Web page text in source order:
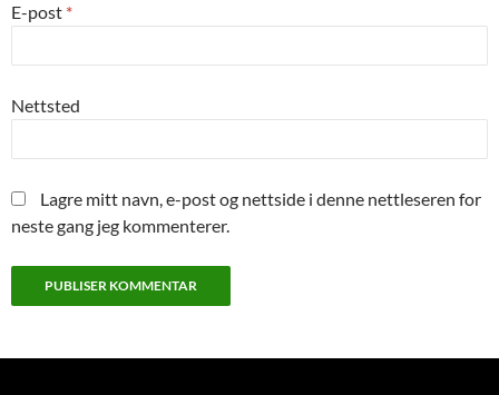
E-post *
Nettsted
Lagre mitt navn, e-post og nettside i denne nettleseren for
neste gang jeg kommenterer.